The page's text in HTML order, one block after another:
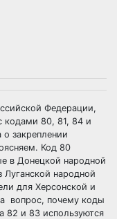
Федерации,
кодами 80, 81, 84 и
закреплении
Код 80
в Донецкой народной
народной
для Херсонской и
вопрос, почему коды
82 и 83 используются